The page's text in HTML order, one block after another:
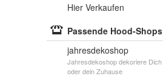
Hier Verkaufen
Passende Hood-Shops
jahresdekoshop
Jahresdekoshop dekoriere Dich
oder dein Zuhause